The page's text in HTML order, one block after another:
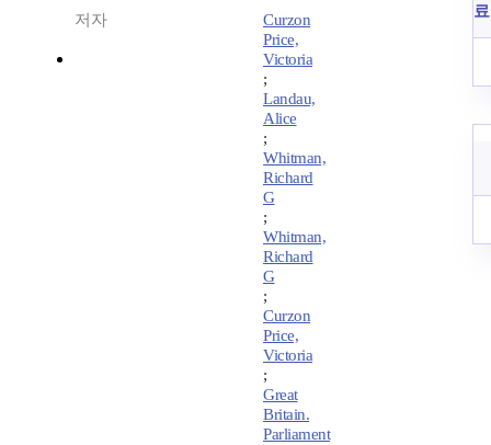
저자
Curzon
Price,
Victoria
;
Landau,
Alice
;
Whitman,
Richard
G
;
Whitman,
Richard
G
;
Curzon
Price,
Victoria
;
Great
Britain.
Parliament
료